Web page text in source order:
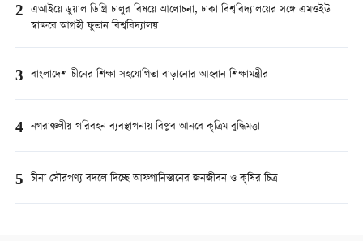
2 এআইয়ে ডুয়াল ডিগ্রি চালুর বিষয়ে আলোচনা, ঢাকা বিশ্ববিদ্যালয়ের সঙ্গে এমওইউ
স্বাক্ষরে আগ্রহী ফুতান বিশ্ববিদ্যালয়
3 বাংলাদেশ-চীনের শিক্ষা সহযোগিতা বাড়ানোর আহ্বান শিক্ষামন্ত্রীর
4 নগরাঞ্চলীয় পরিবহন ব্যবস্থাপনায় বিপ্লব আনবে কৃত্রিম বুদ্ধিমত্তা
5 চীনা সৌরপণ্য বদলে দিচ্ছে আফগানিস্তানের জনজীবন ও কৃষির চিত্র